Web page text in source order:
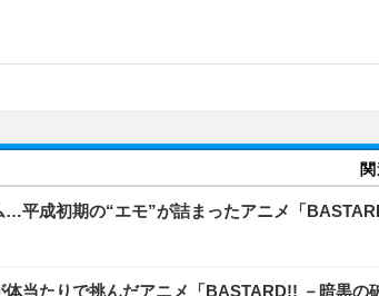
平成初期の“エモ”が詰まったアニメ「
当たりで挑んだアニメ「BASTARD!! －暗黒の